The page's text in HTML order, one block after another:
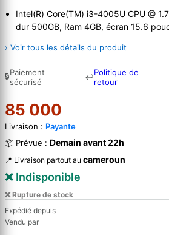
Intel(R) Core(TM) i3-4005U CPU @
dur 500GB, Ram 4GB, écran 15.6
› Voir tous les détails du produit
🔒Paiement
sécurisé
↩Politique de
retour
85 000
Livraison : Payante
📦 Prévue : Demain avant 22h
📍 Livraison partout au cameroun
❌ Indisponible
❌ Rupture de stock
Expédié depuis
Vendu par